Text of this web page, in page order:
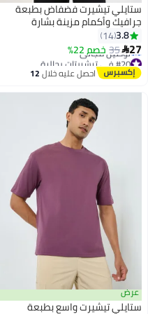
ستايلي تيشيرت فضفاض بطبعة
جرافيك وأكمام مزينة بشارة
3.8
14
27
35 خصم 22%
#20 في تيشيرتات رجالية
أقل سعر في 30 يوم
توصيل مجاني
#20 في تيشيرتات رجالية
احصل عليه خلال12
عرض
ستايلي تيشيرت واسع بطبعة